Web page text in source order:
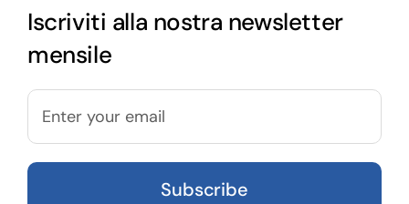
Iscriviti alla nostra newsletter
mensile